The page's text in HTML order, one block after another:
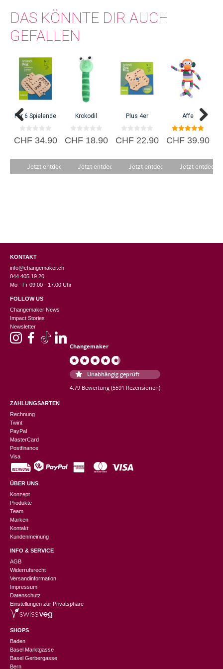
DAS KÖNNTE DIR AUCH
GEFALLEN
Für 6 Spielende
0
v
CHF34.90
Jetzt entdecken
Krokodil
0
v
CHF18.90
Jetzt entdecken
Plus 4er
0
v
CHF22.90
Jetzt entdecken
Affe
5.00
von 5
CHF39.90
Jetzt
KONTAKT
info@changemaker.ch
044 405 19 20
Mo - Fr 09:00 - 17:00 Uhr
FOLLOW US
Changemaker News
Impact Stories
Newsletter
Changemaker
Unabhängig geprüft
4.79 Bewertung (5591 Rezensionen)
ZAHLUNGSARTEN
Rechnung
Twint
PayPal
MasterCard
Postfinance
Visa
ÜBER UNS
Konzept
Produkte
Team
Marken
Kontakt
Kundenmeinung
INFO & SERVICE
AGB
Widerrufsrecht
Versandinformation
Impressum
Datenschutz
Einstellungen zur Privatsphäre
SHOPS
Baden
Basel Marktgasse
Basel Gerbergasse
Bern